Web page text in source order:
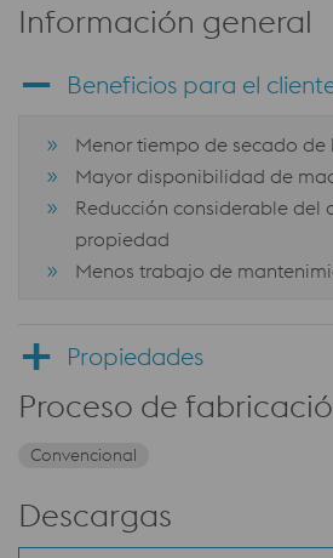
Información general
Beneficios para el
Menor tiempo de secado de
Mayor disponibilidad de
Reducción considerable del
propiedad
Menos trabajo de
Propiedades
Proceso de
Convencional
Descargas